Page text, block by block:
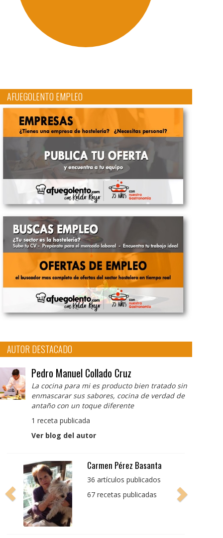
AFUEGOLENTO EMPLEO
AUTOR DESTACADO
Pedro Manuel Collado Cruz
La cocina para mi es producto bien tratado sin
enmascarar sus sabores, cocina de verdad de
antaño con un toque diferente
1 receta publicada
Ver blog del autor
Pedro Manuel Collado
Cruz
producto bien tratado